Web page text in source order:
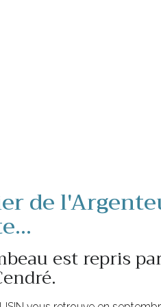
de
est repris